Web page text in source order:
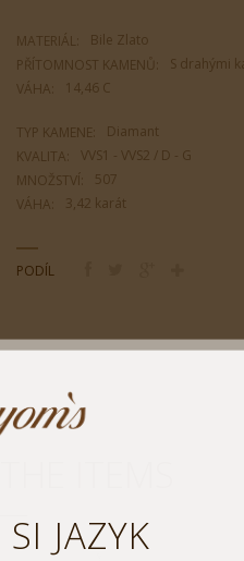
MATERIÁL:
Bile Zlato
PŘÍTOMNOST KAMENŮ:
S drahými
VÁHA:
14,46 C
TYP KAMENE:
Diamant
KVALITA:
VVS1 - VVS2 / D - G
MNOŽSTVÍ:
507
VÁHA:
3,42 karát
PODÍL
JAZYK